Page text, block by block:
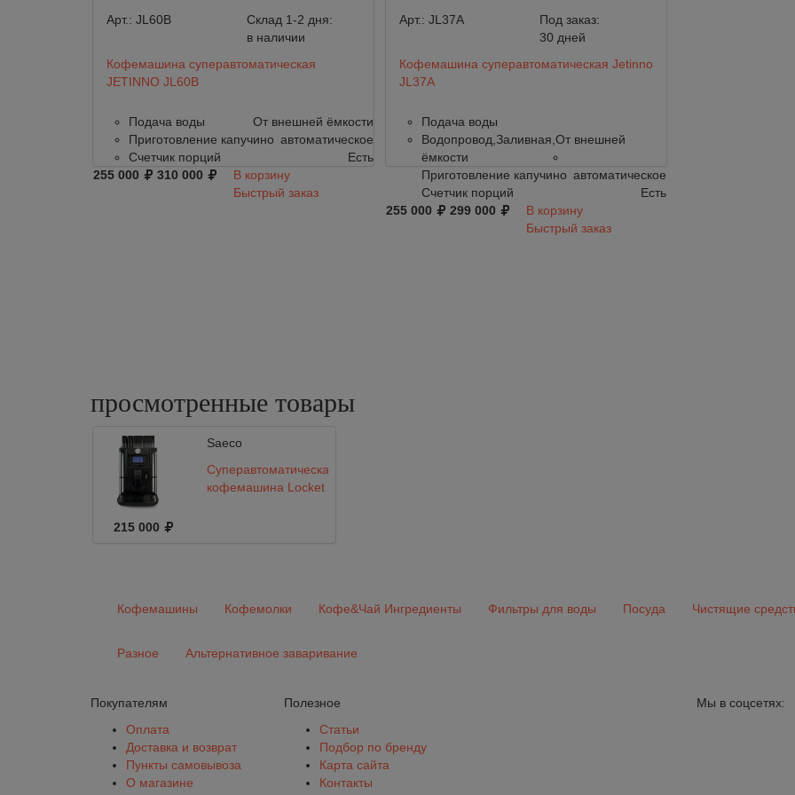
Арт.: JL60B
Склад 1-2 дня:
в наличии
Кофемашина суперавтоматическая
JETINNO JL60B
Подача воды
От внешней ёмкости
Приготовление капучино автоматическое
Счетчик порций
Есть
255 000
310 000
В корзину
Быстрый заказ
Арт.: JL37A
Под заказ:
30 дней
Кофемашина суперавтоматическая Jetinno
JL37A
Подача воды
Водопровод,Заливная,От внешней
ёмкости
Приготовление капучино автоматическое
Счетчик порций
Есть
255 000
299 000
В корзину
Быстрый заказ
просмотренные товары
Saeco
Суперавтоматическая
кофемашина Locket
215 000
Кофемашины Кофемолки Кофе&Чай Ингредиенты Фильтры для воды Посуда Чистящие
Разное Альтернативное заваривание
Покупателям
Оплата
Доставка и возврат
Пункты самовывоза
О магазине
Полезное
Статьи
Подбор по бренду
Карта сайта
Контакты
Мы в соцсетях: